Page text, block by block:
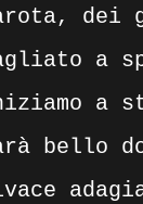
dei
a
a
bello